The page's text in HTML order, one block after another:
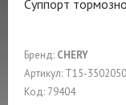
Суппорт
Бренд: CHERY
Артикул: T15-3502050
Код: 79404